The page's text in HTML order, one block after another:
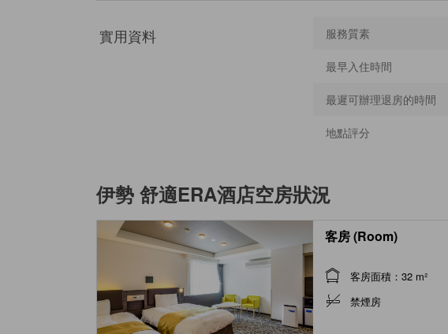
實用資料 服務質素
最早入住時間
最遲可辦理退房的時間
地點評分
伊勢 舒適ERA酒店空房狀況
客房 (Room)
客房面積：32 m²
禁煙房